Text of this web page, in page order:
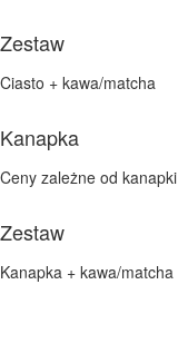
Zestaw
Ciasto + kawa/matcha
Kanapka
Ceny zależne od kanapki
Zestaw
Kanapka + kawa/matcha